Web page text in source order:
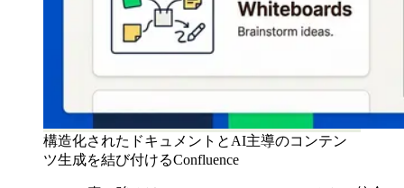
構造化されたドキュメントとAI主導のコンテン
ツ生成を結び付けるConfluence